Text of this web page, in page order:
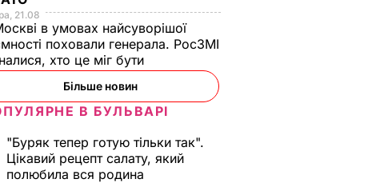
21.08
в умовах найсуворішої
поховали генерала. РосЗМІ
хто це міг бути
Більше новин
В БУЛЬВАРІ
"Буряк тепер готую тільки так".
Цікавий рецепт салату, який
полюбила вся родина